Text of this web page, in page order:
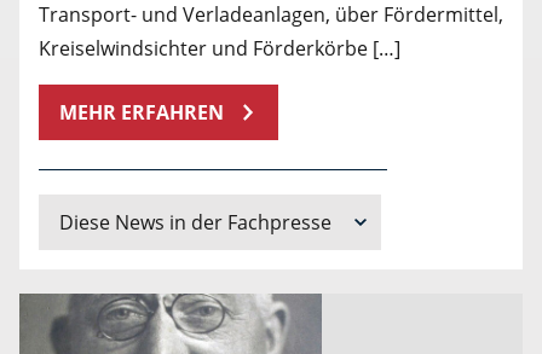
Transport- und Verladeanlagen, über Fördermittel,
Kreiselwindsichter und Förderkörbe […]
MEHR ERFAHREN
Diese News in der Fachpresse